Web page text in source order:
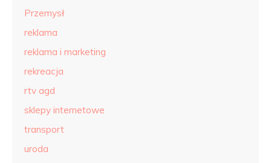
Przemysł
reklama
reklama i marketing
rekreacja
rtv agd
sklepy internetowe
transport
uroda